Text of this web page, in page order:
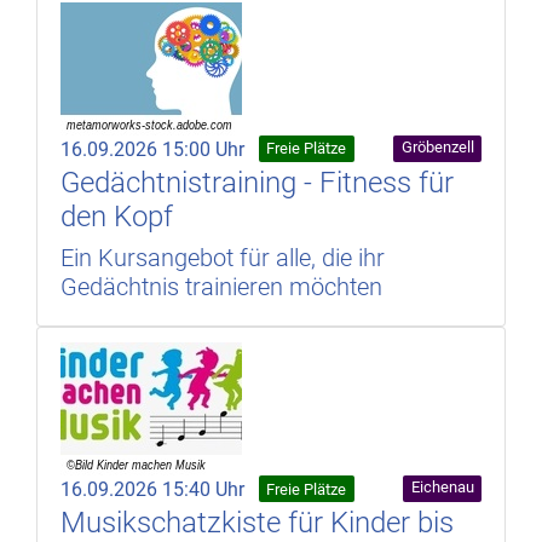
16.09.2026 15:00 Uhr Freie Plätze Gröbenzell
Gedächtnistraining - Fitness für
den Kopf
Ein Kursangebot für alle, die ihr
Gedächtnis trainieren möchten
16.09.2026 15:40 Uhr Freie Plätze Eichenau
Musikschatzkiste für Kinder bis